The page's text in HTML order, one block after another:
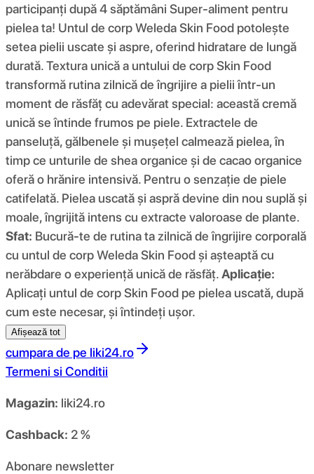
participanți după 4 săptămâni Super-aliment pentru
pielea ta! Untul de corp Weleda Skin Food potolește
setea pielii uscate și aspre, oferind hidratare de lungă
durată. Textura unică a untului de corp Skin Food
transformă rutina zilnică de îngrijire a pielii într-un
moment de răsfăț cu adevărat special: această cremă
unică se întinde frumos pe piele. Extractele de
panseluță, gălbenele și mușețel calmează pielea, în
timp ce unturile de shea organice și de cacao organice
oferă o hrănire intensivă. Pentru o senzație de piele
catifelată. Pielea uscată și aspră devine din nou suplă și
moale, îngrijită intens cu extracte valoroase de plante.
Sfat: Bucură-te de rutina ta zilnică de îngrijire corporală
cu untul de corp Weleda Skin Food și așteaptă cu
nerăbdare o experiență unică de răsfăț.Aplicație:
Aplicați untul de corp Skin Food pe pielea uscată, după
cum este necesar, și întindeți ușor.
Afișează tot
cumpara de pe liki24.ro
Termeni si Conditii
Magazin: liki24.ro
Cashback: 2 %
Abonare newsletter